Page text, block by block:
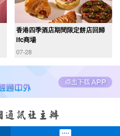
香港四季酒店期間限定餅店回歸
ifc商場
07-28